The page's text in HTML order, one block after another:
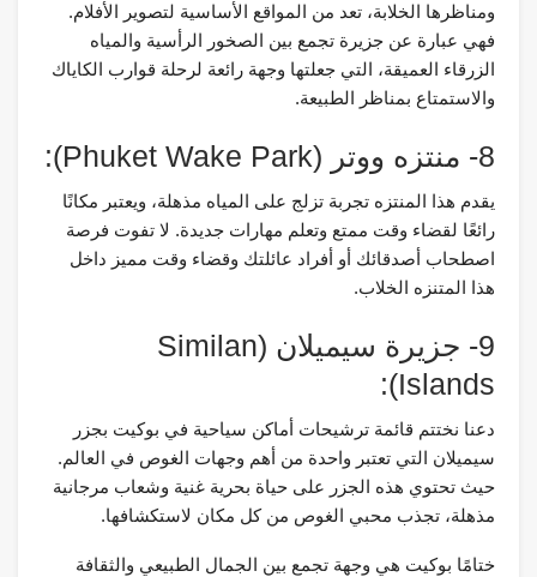
ومناظرها الخلابة، تعد من المواقع الأساسية لتصوير الأفلام.
فهي عبارة عن جزيرة تجمع بين الصخور الرأسية والمياه
الزرقاء العميقة، التي جعلتها وجهة رائعة لرحلة قوارب الكاياك
والاستمتاع بمناظر الطبيعة.
8- منتزه ووتر (Phuket Wake Park):
يقدم هذا المنتزه تجربة تزلج على المياه مذهلة، ويعتبر مكانًا
رائعًا لقضاء وقت ممتع وتعلم مهارات جديدة. لا تفوت فرصة
اصطحاب أصدقائك أو أفراد عائلتك وقضاء وقت مميز داخل
هذا المتنزه الخلاب.
9- جزيرة سيميلان (Similan
Islands):
دعنا نختتم قائمة ترشيحات أماكن سياحية في بوكيت بجزر
سيميلان التي تعتبر واحدة من أهم وجهات الغوص في العالم.
حيث تحتوي هذه الجزر على حياة بحرية غنية وشعاب مرجانية
مذهلة، تجذب محبي الغوص من كل مكان لاستكشافها.
ختامًا بوكيت هي وجهة تجمع بين الجمال الطبيعي والثقافة